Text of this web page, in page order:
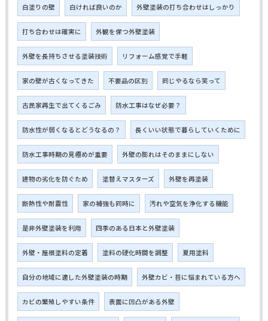
白塗りの壁 白ければ良いのか 外壁塗装の打ち合わせはしっかり
打ち合わせは確実に 外観を保つ外壁塗装
外壁を長持ちさせる塗装技術 リフォーム感覚で手軽
家の壁が古くなってきた 不要品の区別 同じやるなら笑って
古民家再生で出てくるごみ 防水工事はなぜ必要？
防水性が弱くなるとどうなるの？ 長くいい状態で暮らしていくために
防水工事時期の見極めが重要 外壁の膨れはそのままにしない
建物の劣化を防ぐため 塗替えマスターズ 外壁を再塗装
断熱性や耐震性 家の補強も同時に 汚れや空気を浄化する機能
是非外壁塗装を利用 四季のある日本と外壁塗装
外壁・屋根塗料の定着 塗料の硬化時間を調整 夏用塗料
自分の地域に適した外壁塗装の時期 外壁カビ・苔に悩まれている方へ
カビの繁殖しやすい条件 表面に凹凸がある外壁